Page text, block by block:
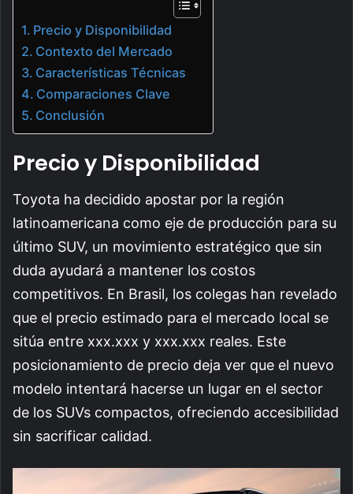
Precio y Disponibilidad
Contexto del Mercado
Características Técnicas
Comparaciones Clave
Conclusión
Precio y Disponibilidad
Toyota ha decidido apostar por la región
latinoamericana como eje de producción para su
último SUV, un movimiento estratégico que sin
duda ayudará a mantener los costos
competitivos. En Brasil, los colegas han revelado
que el precio estimado para el mercado local se
sitúa entre xxx.xxx y xxx.xxx reales. Este
posicionamiento de precio deja ver que el nuevo
modelo intentará hacerse un lugar en el sector
de los SUVs compactos, ofreciendo accesibilidad
sin sacrificar calidad.